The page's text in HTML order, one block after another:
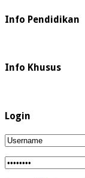
Info Pendidikan
Info Khusus
Login